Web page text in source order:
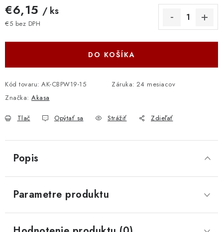
Obchodné podmienky
Napíšte nám
€6,15 / ks
€5 bez DPH
DO KOŠÍKA
Kód tovaru: AK-CBPW19-15 Záruka: 24 mesiacov
Značka: Akasa
Tlač Opýtať sa Strážiť Zdieľať
Popis
Parametre produktu